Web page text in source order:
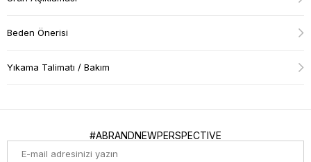
Beden Önerisi
Yıkama Talimatı / Bakım
#ABRANDNEWPERSPECTIVE